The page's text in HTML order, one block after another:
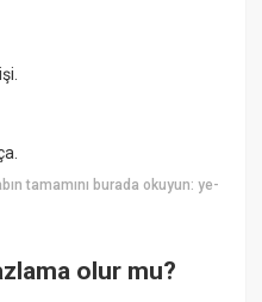
tamamını burada okuyun: ye-
olur mu?